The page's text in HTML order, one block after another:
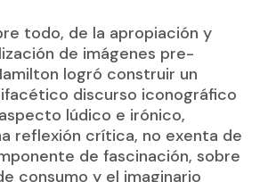
todo, de la apropiación y
de imágenes pre-
logró construir un
discurso iconográfico
lúdico e irónico,
reflexión crítica, no exenta de
de fascinación, sobre
consumo y el imaginario